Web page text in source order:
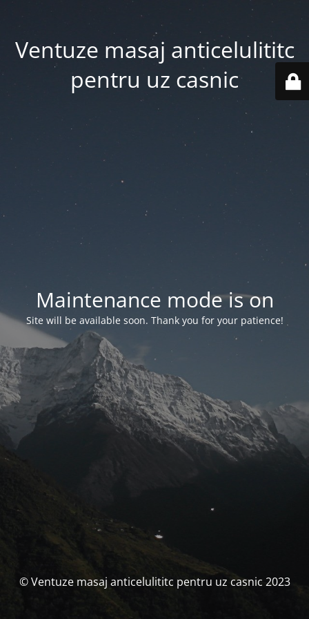
Ventuze masaj anticelulititc
pentru uz casnic
Maintenance mode is on
Site will be available soon. Thank you for your patience!
© Ventuze masaj anticelulititc pentru uz casnic 2023